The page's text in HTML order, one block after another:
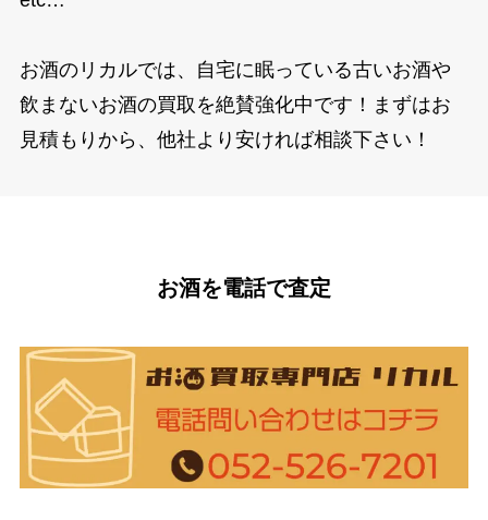
お酒のリカルでは、自宅に眠っている古いお酒や
飲まないお酒の買取を絶賛強化中です！まずはお
見積もりから、他社より安ければ相談下さい！
お酒を電話で査定